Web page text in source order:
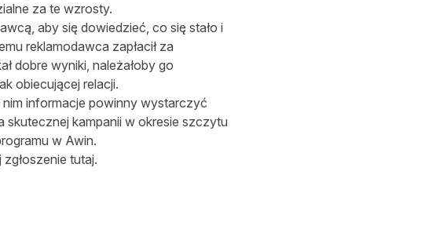
za te wzrosty.
aby się dowiedzieć, co się stało i
reklamodawca zapłacił za
dobre wyniki, należałoby go
obiecującej relacji.
informacje powinny wystarczyć
skutecznej kampanii w okresie szczytu
w Awin.
tutaj.